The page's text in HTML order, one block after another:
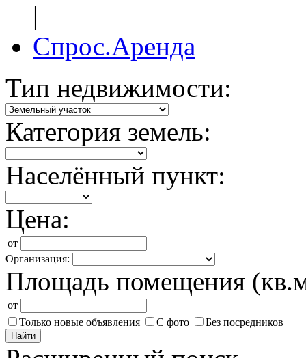
|
Спрос.Аренда
Тип недвижимости:
Категория земель:
Населённый пункт:
Цена:
от
Организация:
Площадь помещения
от
Только новые объявления
С фото Без посредников
Найти